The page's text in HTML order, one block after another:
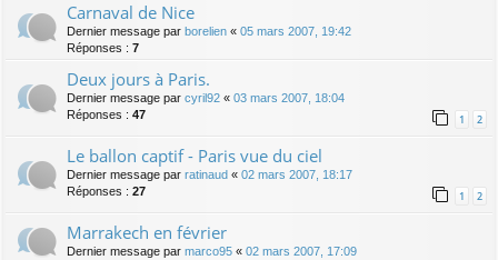
Carnaval de Nice
Dernier message par borelien « 05 mars 2007, 19:42
Réponses : 7
Deux jours à Paris.
Dernier message par cyril92 « 03 mars 2007, 18:04
Réponses : 47 1 2
Le ballon captif - Paris vue du ciel
Dernier message par ratinaud « 02 mars 2007, 18:17
Réponses : 27 1 2
Marrakech en février
Dernier message par marco95 « 02 mars 2007, 17:09